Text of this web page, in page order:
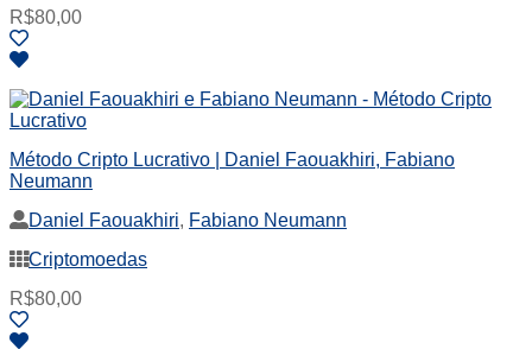
R$80,00
Método Cripto Lucrativo | Daniel Faouakhiri, Fabiano
Neumann
Daniel Faouakhiri, Fabiano Neumann
Criptomoedas
R$80,00